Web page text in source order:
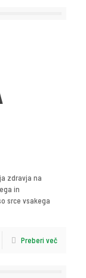
zdravja na
in
srce vsakega
Preberi več